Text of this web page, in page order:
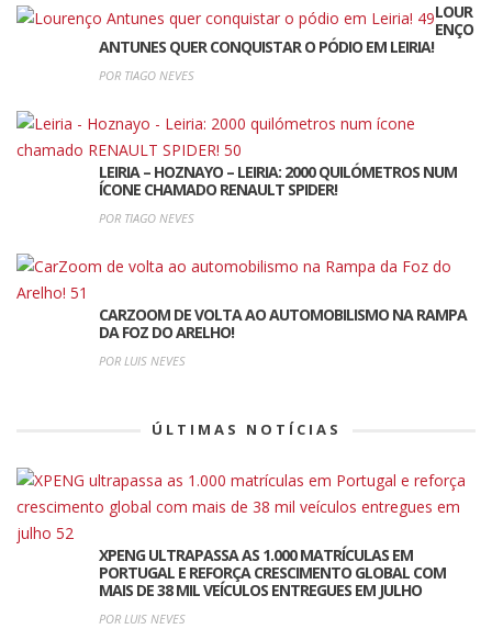
LOUR
ENÇO
ANTUNES QUER CONQUISTAR O PÓDIO EM LEIRIA!
POR TIAGO NEVES
LEIRIA – HOZNAYO – LEIRIA: 2000 QUILÓMETROS NUM
ÍCONE CHAMADO RENAULT SPIDER!
POR TIAGO NEVES
CARZOOM DE VOLTA AO AUTOMOBILISMO NA RAMPA
DA FOZ DO ARELHO!
POR LUIS NEVES
ÚLTIMAS NOTÍCIAS
XPENG ULTRAPASSA AS 1.000 MATRÍCULAS EM
PORTUGAL E REFORÇA CRESCIMENTO GLOBAL COM
MAIS DE 38 MIL VEÍCULOS ENTREGUES EM JULHO
POR LUIS NEVES